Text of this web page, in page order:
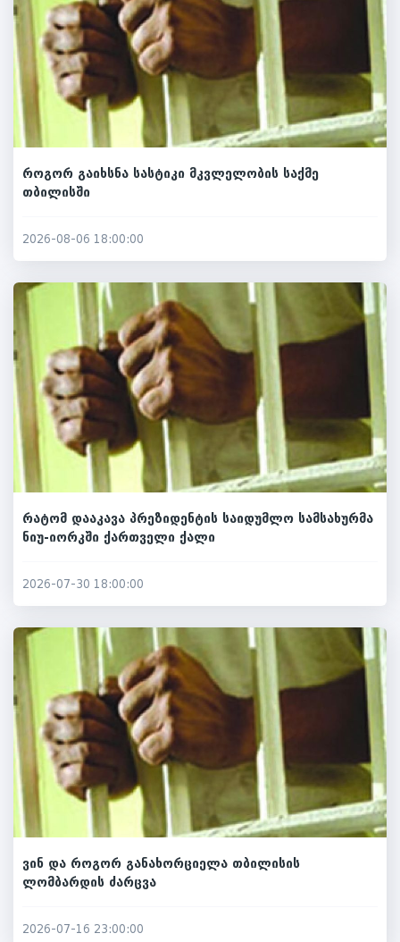
როგორ გაიხსნა სასტიკი მკვლელობის საქმე
თბილისში
2026-08-06 18:00:00
რატომ დააკავა პრეზიდენტის საიდუმლო სამსახურმა
ნიუ-იორკში ქართველი ქალი
2026-07-30 18:00:00
ვინ და როგორ განახორციელა თბილისის
ლომბარდის ძარცვა
2026-07-16 23:00:00